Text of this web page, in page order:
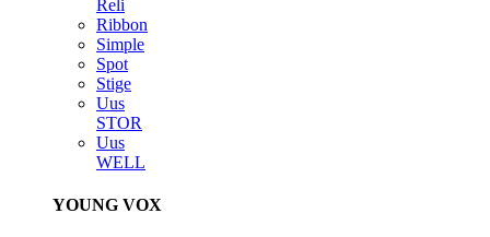
Reli
Ribbon
Simple
Spot
Stige
Uus
STOR
Uus
WELL
YOUNG VOX